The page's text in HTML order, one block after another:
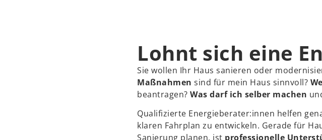
Lohnt sich eine
Sie wollen Ihr Haus sanieren oder
Maßnahmen sind für mein Haus sinnvoll?
beantragen? Was darf ich selber machen
Qualifizierte Energieberater:innen helfen
klaren Fahrplan zu entwickeln. Gerade für
Sanierung planen, ist professionelle